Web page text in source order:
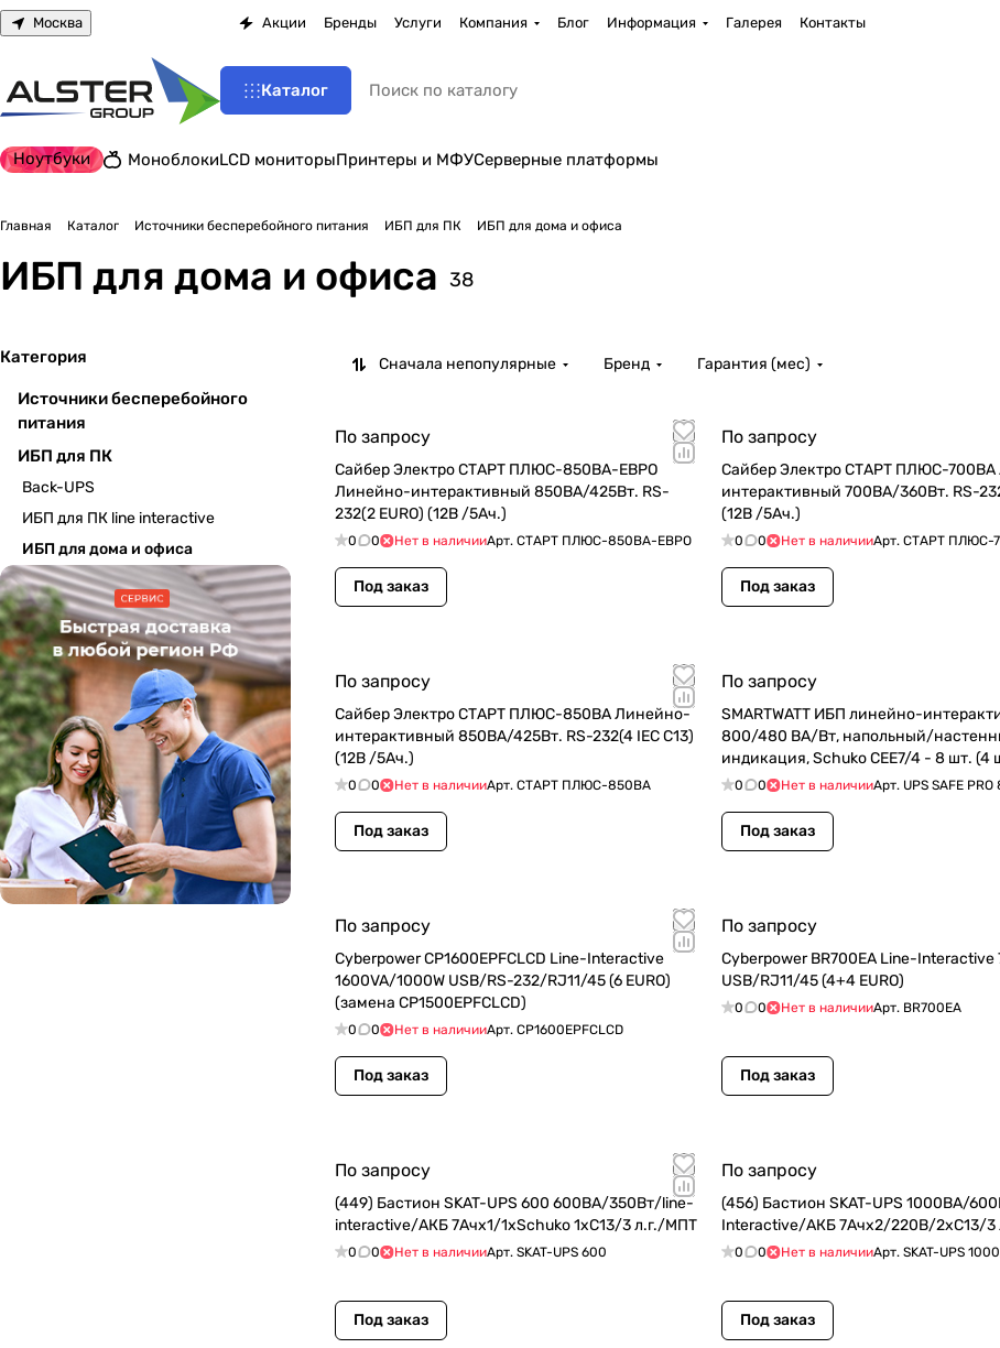
Москва Акции Бренды Услуги Компания Блог Информация Галерея Контакты
Каталог
Ноутбуки МоноблокиLCD мониторыПринтеры и МФУСерверные платформы
Главная Каталог Источники бесперебойного питания ИБП для ПК ИБП для дома и офиса
ИБП для дома и офиса 38
Сначала непопулярные Бренд Гарантия (мес)
По запросу
Сайбер Электро СТАРТ ПЛЮС-850ВА-ЕВРО
Линейно-интерактивный 850ВА/425Вт. RS-
232(2 EURO) (12В /5Ач.)
0 0 Нет в наличииАрт. СТАРТ ПЛЮС-850ВА-ЕВРО
Под заказ
По запросу
Сайбер Электро СТАРТ ПЛЮС-
интерактивный 700ВА/360Вт. RS-232(4 IEC С13)
(12В /5Ач.)
0 0 Нет в наличииАрт. СТАРТ ПЛЮС-
Под заказ
По запросу
Сайбер Электро СТАРТ ПЛЮС-850ВА Линейно-
интерактивный 850ВА/425Вт. RS-232(4 IEC С13)
(12В /5Ач.)
0 0 Нет в наличииАрт. СТАРТ ПЛЮС-850ВА
Под заказ
По запросу
SMARTWATT ИБП линейно-
800/480 ВА/Вт, напольный/
индикация, Schuko CEE7/4 - 8 шт. (4
резервным пи (UPS SAFE PRO 800)
0 0 Нет в наличииАрт. UPS SAFE
Под заказ
По запросу
Cyberpower CP1600EPFCLCD Line-Interactive
1600VA/1000W USB/RS-232/RJ11/45 (6 EURO)
(замена CP1500EPFCLCD)
0 0 Нет в наличииАрт. CP1600EPFCLCD
Под заказ
По запросу
Cyberpower BR700EA Line-Interactive
USB/RJ11/45 (4+4 EURO)
0 0 Нет в наличииАрт. BR700EA
Под заказ
По запросу
(449) Бастион SKAT-UPS 600 600ВА/350Вт/line-
interactive/АКБ 7Ачx1/1xSchuko 1xС13/3 л.г./МПТ
0 0 Нет в наличииАрт. SKAT-UPS 600
Под заказ
По запросу
(456) Бастион SKAT-UPS 1000ВА/
Interactive/АКБ 7Ачх2/220В/2xC13/3
0 0 Нет в наличииАрт. SKAT-UPS
Под заказ
Категория
Источники бесперебойного
питания
ИБП для ПК
Back-UPS
ИБП для ПК linе interactive
ИБП для дома и офиса